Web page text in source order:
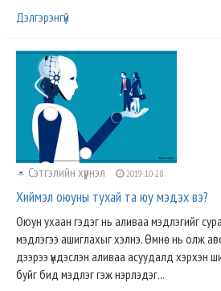
Дэлгэрэнгүй
Сэтгэлийн хүүрнэл 2019-10-28
Хиймэл оюуны тухай та юу мэдэх вэ?
Оюун ухаан гэдэг нь аливаа мэдлэгийг
мэдлэгээ ашиглахыг хэлнэ. Өмнө нь олж
дээрээ үндэслэн аливаа асуудалд хэрхэн
буйг бид мэдлэг гэж нэрлэдэг...